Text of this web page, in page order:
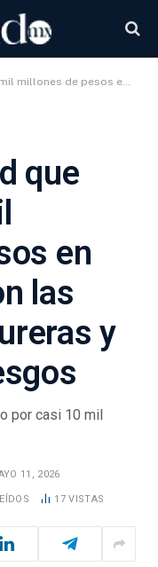
las empresas factureras y cómo evitar riesgos
que
en
las
y
por casi 10 mil
11, 2026
17VISTAS